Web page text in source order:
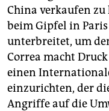
epaper login
China verkaufen
beim Gipfel in
unterbreitet, um
Correa macht
einen
einzurichten, der
Angriffe auf die